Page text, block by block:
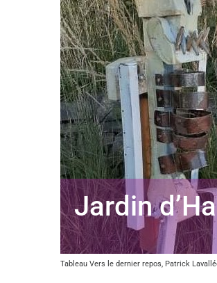
Jardin
Tableau Vers le dernier repos, Patrick